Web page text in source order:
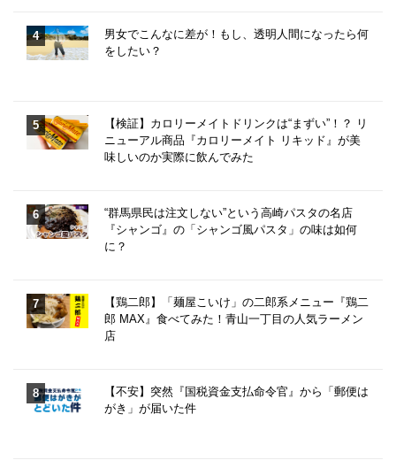
男女でこんなに差が！もし、透明人間になったら何
をしたい？
【検証】カロリーメイトドリンクは“まずい”！？ リ
ニューアル商品『カロリーメイト リキッド』が美
味しいのか実際に飲んでみた
“群馬県民は注文しない”という高崎パスタの名店
『シャンゴ』の「シャンゴ風パスタ」の味は如何
に？
【鶏二郎】「麺屋こいけ」の二郎系メニュー『鶏二
郎 MAX』食べてみた！青山一丁目の人気ラーメン
店
【不安】突然『国税資金支払命令官』から「郵便は
がき」が届いた件